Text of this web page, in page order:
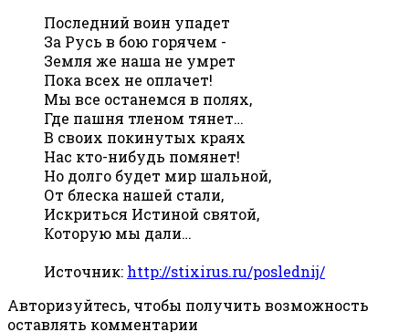
Последний воин упадет
За Русь в бою горячем -
Земля же наша не умрет
Пока всех не оплачет!
Мы все останемся в полях,
Где пашня тленом тянет…
В своих покинутых краях
Нас кто-нибудь помянет!
Но долго будет мир шальной,
От блеска нашей стали,
Искриться Истиной святой,
Которую мы дали…
Источник: http://stixirus.ru/poslednij/
Авторизуйтесь, чтобы получить возможность
оставлять комментарии